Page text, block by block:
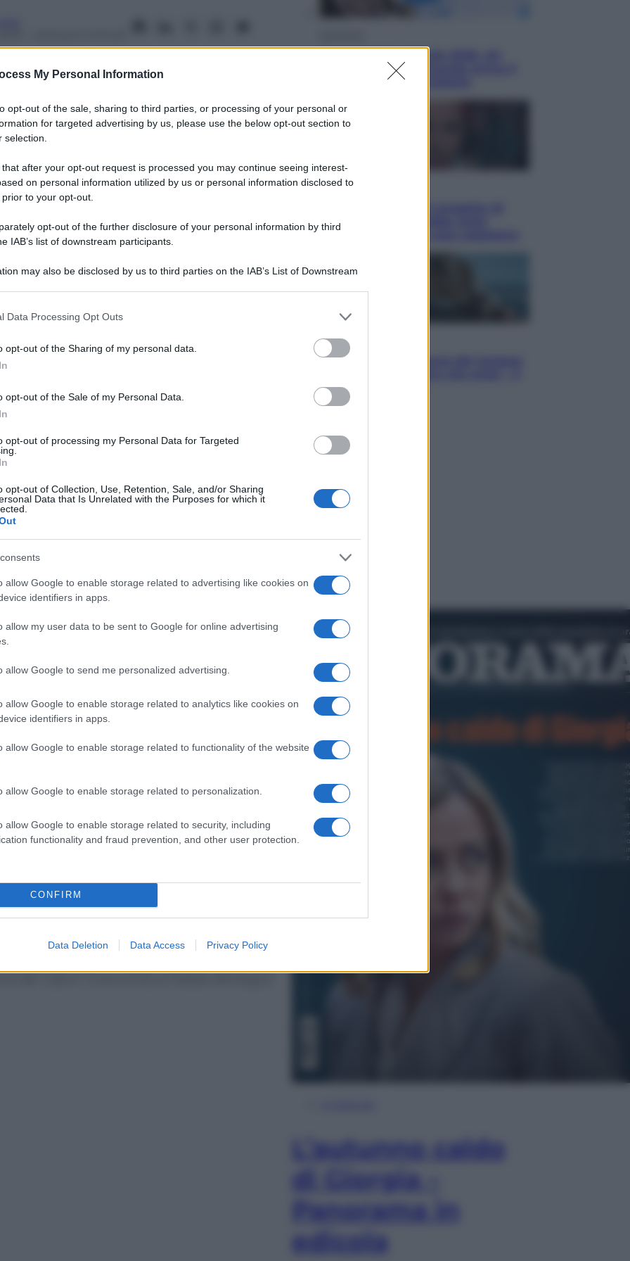
My Personal Information
opt-out of the sale, sharing to third parties, or processing of your personal or
for targeted advertising by us, please use the below opt-out section to
selection.
that after your opt-out request is processed you may continue seeing interest-
on personal information utilized by us or personal information disclosed to
to your opt-out.
opt-out of the further disclosure of your personal information by third
IAB’s list of downstream participants.
may also be disclosed by us to third parties on the IAB’s List of Downstream
including but not limited to your visit or usage behaviour. You may click to grant or
to Google and its third-party tags to use your data for below specified purposes
consent section.
Data Processing Opt Outs
opt-out of the Sharing of my personal data.
opt-out of the Sale of my Personal Data.
opt-out of processing my Personal Data for Targeted
opt-out of Collection, Use, Retention, Sale, and/or Sharing
Data that Is Unrelated with the Purposes for which it
allow Google to enable storage related to advertising like cookies on
identifiers in apps.
allow my user data to be sent to Google for online advertising
allow Google to send me personalized advertising.
allow Google to enable storage related to analytics like cookies on
identifiers in apps.
allow Google to enable storage related to functionality of the website
allow Google to enable storage related to personalization.
allow Google to enable storage related to security, including
functionality and fraud prevention, and other user protection.
CONFIRM
Data Deletion Data Access Privacy Policy
preferite
allora la probabilità di ricevere regali a Natale
chi si chiama Joseph, Leah, Eleanor, Abigail o
Natale che, a quanto pare, non dovrà più
daSchoolstickers.com, esiste un legame
utilizzatissimi nel mondo anglosassone per
in classe, motivandoli o ammonendoli a
ha stilato un vero e proprio
più “buoni”
Mailonline.uk.com
potranno star tranquille di trovare doni sotto
Harry, Ryan, Lewis e Ben. Peggio andrà per
e tra i maschi Joseph, James, Joshua, Luke
potrà ottenerlo e quando arriva il
nuovo aiuto sulle bollette
Televisione
David Fincher sarebbe stato
accantonato. Ecco cosa sappiamo
Cinema
Robin Hood – Il prezzo del sangue:
video in esclusiva
L’autunno caldo
di Giorgia –
Panorama in
edicola